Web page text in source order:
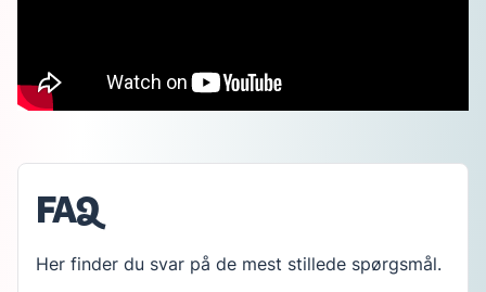
FAQ
Her finder du svar på de mest stillede spørgsmål.